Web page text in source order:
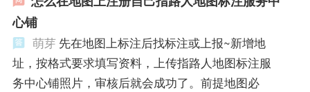
心铺
萌芽 先在地图上标注后找标注或上报~新增地
址，按格式要求填写资料，上传指路人地图标注服
务中心铺照片，审核后就会成功了。前提地图必